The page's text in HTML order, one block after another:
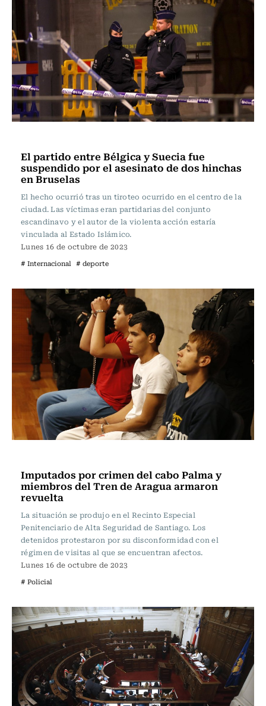
El partido entre Bélgica y Suecia fue
suspendido por el asesinato de dos hinchas
en Bruselas
El hecho ocurrió tras un tiroteo ocurrido en el centro de la
ciudad. Las víctimas eran partidarias del conjunto
escandinavo y el autor de la violenta acción estaría
vinculada al Estado Islámico.
Lunes 16 de octubre de 2023
# Internacional # deporte
Imputados por crimen del cabo Palma y
miembros del Tren de Aragua armaron
revuelta
La situación se produjo en el Recinto Especial
Penitenciario de Alta Seguridad de Santiago. Los
detenidos protestaron por su disconformidad con el
régimen de visitas al que se encuentran afectos.
Lunes 16 de octubre de 2023
# Policial